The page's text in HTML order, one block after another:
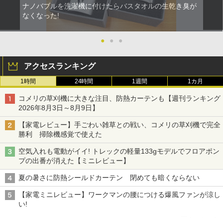
ナノバブルを洗濯機に付けたらバスタオルの生乾き臭が
なくなった!
● ● ●
アクセスランキング
1時間 24時間 1週間 1カ月
コメリの草刈機に大きな注目、防熱カーテンも【週刊ランキング
2026年8月3日～8月9日】
【家電レビュー】手ごわい雑草との戦い、コメリの草刈機で完全
勝利 掃除機感覚で使えた
空気入れも電動がイイ! トレックの軽量133gモデルでフロアポン
プの出番が消えた【ミニレビュー】
夏の暑さに防熱シールドカーテン 閉めても暗くならない
【家電ミニレビュー】ワークマンの腰につける爆風ファンが涼し
い!